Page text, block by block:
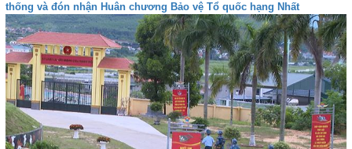
thống và đón nhận Huân chương Bảo vệ Tổ quốc hạng Nhất